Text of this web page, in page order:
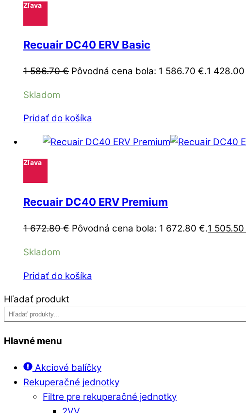
Zľava
Recuair DC40 ERV Basic
1 586.70€ Pôvodná cena bola: 1 586.70 €.1 428.00
Skladom
Pridať do košíka
Zľava
Recuair DC40 ERV Premium
1 672.80€ Pôvodná cena bola: 1 672.80 €.1 505.50
Skladom
Pridať do košíka
Hľadať produkt
Hlavné menu
Akciové balíčky
Rekuperačné jednotky
Filtre pre rekuperačné jednotky